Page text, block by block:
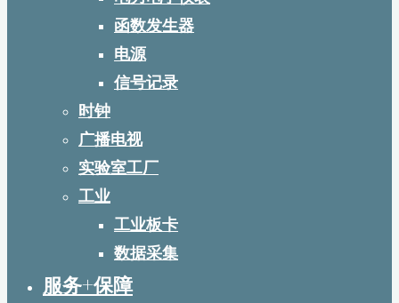
函数发生器
电源
信号记录
时钟
广播电视
实验室工厂
工业
工业板卡
数据采集
服务+保障